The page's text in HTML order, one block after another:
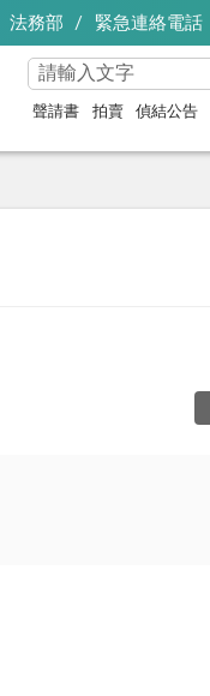
法務部 緊急連絡電話
聲請書 拍賣 偵結公告